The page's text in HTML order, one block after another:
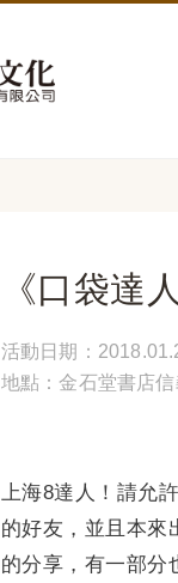
《口袋達
活動日期：
地點：金石堂書店
上海8達人！請允
的好友，並且本
的分享，有一部分